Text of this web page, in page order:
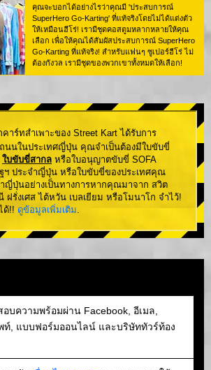
คุณจะบอกได้อย่างไรว่าคุณมี 'ประสบการณ์
SuperHero Go-Karting' ที่แท้จริงโดยไม่ได้แต่งตัว
ให้เหมือนฮีโร่! เรามีชุดคอสตูมหลากหลายให้คุณ
เลือก เพื่อให้คุณได้สัมผัสประสบการณ์ SuperHero
Go-Karting ที่แท้จริง! สำหรับแฟนๆ ซูเปอร์ฮีโร่ ไม่
ต้องกังวล เรามีชุดของพวกเขาทั้งหมดให้เลือก!
คาร์ทสำเพาะของ Street Kart ได้รับการ
นนในประเทศญี่ปุ่น คุณจำเป็นต้องมีใบขับขี่
ใบขับขี่สากล หรือใบอนุญาตขับขี่ SOFA
ฯ ประจำญี่ปุ่น หรือใบขับขี่ของประเทศคุณ
ญี่ปุ่นอย่างเป็นทางการหากคุณมาจาก สวิต
ฝรั่งเศส ไต้หวัน เบลเยียม หรือโมนาโก จำไว้!
ด้!! ดูข้อมูลเพิ่มเติม.
อบความพร้อมผ่าน Facebook, อีเมล,
ท์, แบบฟอร์มออนไลน์ และบริษัททัวร์ท้อง